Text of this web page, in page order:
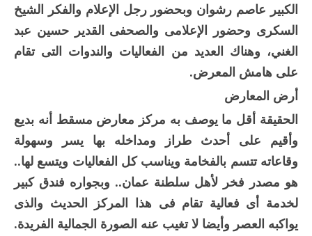
الكبير عاصم رشوان وبحضور رجل الإعلام والفكر الشيخ
السكرى وحضور الإعلامى والصحفى القدير حسين عبد
الغني، وهناك العديد من الفعاليات والندوات التى تقام
على هامش المعرض.
أرض المعارض
الحقيقة أقل ما يوصف به مركز معارض مسقط أنه بديع
وأقيم على أحدث طراز ومداخله بها يسر وسهولة
وقاعاته تتسم بالفخامة ويناسب كل الفعاليات ويتسع لها..
هو مصدر فخر لأهل سلطنة عمان.. وبجواره فندق كبير
لخدمة أى فعالية تقام فى هذا المركز الحديث والذى
يواكبه العصر وأيضا لا تغيب عنه الصورة الجمالية الفريدة.